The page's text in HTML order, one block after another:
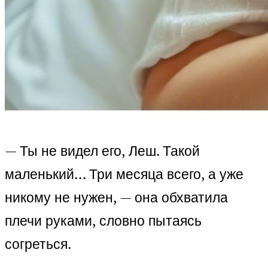
— Ты не видел его, Леш. Такой
маленький… Три месяца всего, а уже
никому не нужен, — она обхватила
плечи руками, словно пытаясь
согреться.